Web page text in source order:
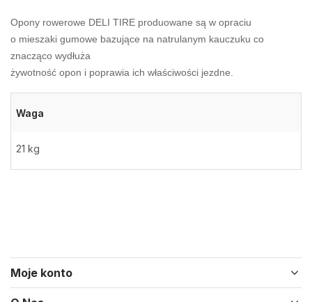
Opony rowerowe DELI TIRE produowane są w opraciu
o mieszaki gumowe bazujące na natrulanym kauczuku co
znacząco wydłuża
żywotność opon i poprawia ich właściwości jezdne.
Waga
21 kg
Moje konto